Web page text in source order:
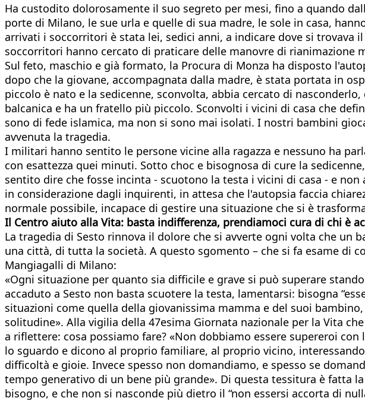
Ha custodito dolorosamente il suo segreto per mesi, fino a quando
porte di Milano, le sue urla e quelle di sua madre, le sole in casa,
arrivati i soccorritori è stata lei, sedici anni, a indicare dove si trovava
soccorritori hanno cercato di praticare delle manovre di rianimazione
Sul feto, maschio e già formato, la Procura di Monza ha disposto
dopo che la giovane, accompagnata dalla madre, è stata portata in
piccolo è nato e la sedicenne, sconvolta, abbia cercato di
balcanica e ha un fratello più piccolo. Sconvolti i vicini di casa che
sono di fede islamica, ma non si sono mai isolati. I nostri bambini
avvenuta la tragedia.
I militari hanno sentito le persone vicine alla ragazza e nessuno ha
con esattezza quei minuti. Sotto choc e bisognosa di cure la
sentito dire che fosse incinta - scuotono la testa i vicini di casa - e
in considerazione dagli inquirenti, in attesa che l'autopsia faccia
normale possibile, incapace di gestire una situazione che si è
Il Centro aiuto alla Vita: basta indifferenza, prendiamoci cura di chi è
La tragedia di Sesto rinnova il dolore che si avverte ogni volta che
una città, di tutta la società. A questo sgomento – che si fa esame di
Mangiagalli di Milano:
«Ogni situazione per quanto sia difficile e grave si può superare
accaduto a Sesto non basta scuotere la testa, lamentarsi: bisogna
situazioni come quella della giovanissima mamma e del suoi
solitudine». Alla vigilia della 47esima Giornata nazionale per la Vita
a riflettere: cosa possiamo fare? «Non dobbiamo essere supereroi
lo sguardo e dicono al proprio familiare, al proprio vicino,
difficoltà e gioie. Invece spesso non domandiamo, e spesso se
tempo generativo di un bene più grande». Di questa tessitura è fatta
bisogno, e che non si nasconde più dietro il “non essersi accorta di